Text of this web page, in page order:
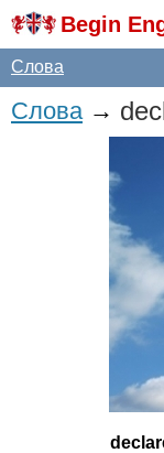
Begin
Слова
Слова→